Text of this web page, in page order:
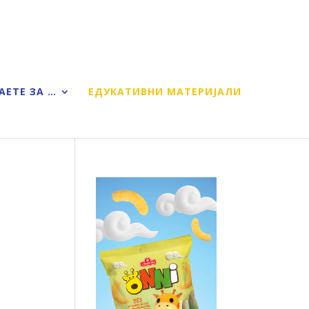
ЗА … ЕДУКАТИВНИ МАТЕРИЈАЛИ